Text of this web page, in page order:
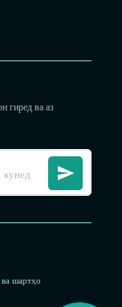
гиред ва аз
шартҳо